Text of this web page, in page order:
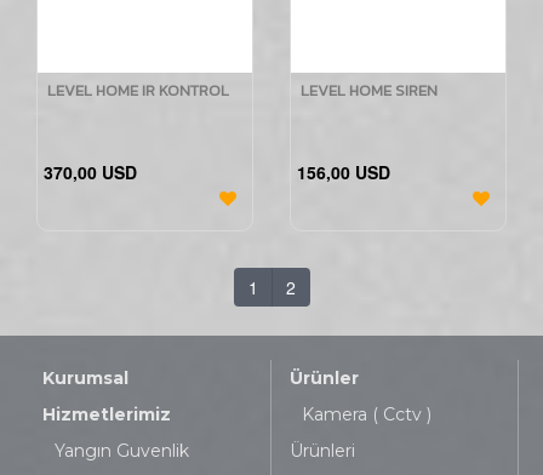
LEVEL HOME IR KONTROL
370,00 USD
LEVEL HOME SIREN
156,00 USD
1 2
Kurumsal
Hizmetlerimiz
Yangın Guvenlik
Ürünler
Kamera ( Cctv )
Ürünleri